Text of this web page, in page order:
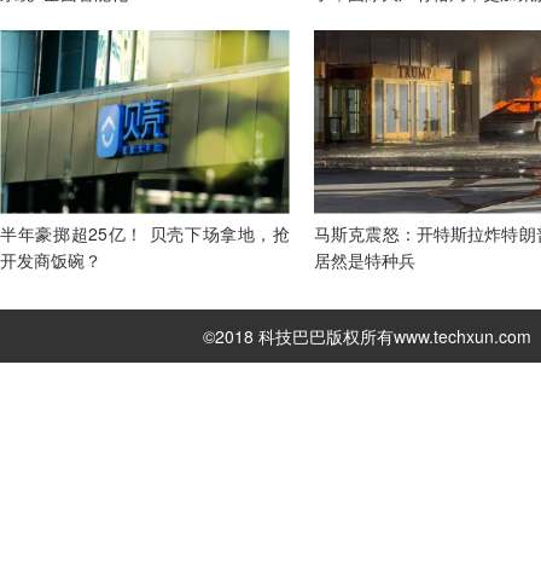
半年豪掷超25亿！ 贝壳下场拿地，抢
开发商饭碗？
马斯克震怒：开特斯拉炸特朗
居然是特种兵
©2018 科技巴巴版权所有www.techxun.com